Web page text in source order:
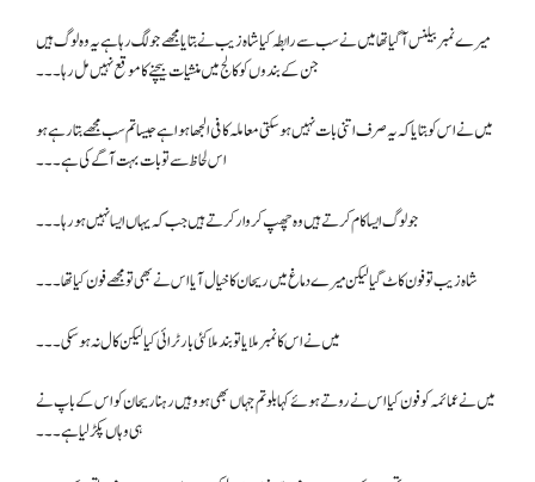
میرے نمبر بیلنس آگیا تھا میں نے سب سے رابطہ کیا شاہ زیب نے بتایا مجھے جو لگ رہا ہے یہ وہ لوگ ہیں
جن کے بندوں کو کالج میں منشیات بیچنے کا موقع نہیں مل رہا۔۔۔
میں نے اس کو بتایا کہ یہ صرف اتنی بات نہیں ہو سکتی معاملہ کافی الجھا ہوا ہے جیسا تم سب مجھے بتا رہے ہو
اس لحاظ سے تو بات بہت آگے کی ہے ۔۔۔
جو لوگ ایسا کام کرتے ہیں وہ چھپ کر وار کرتے ہیں جب کہ یہاں ایسا نہیں ہو رہا۔۔۔
شاہ زیب تو فون کاٹ گیا لیکن میرے دماغ میں ریحان کا خیال آیا اس نے بھی تو مجھے فون کیا تھا۔۔۔
میں نے اس کا نمبر ملایا تو بند ملا کئی بار ٹرائی کیا لیکن کال نہ ہو سکی۔۔۔
میں نے عمائمہ کو فون کیا اس نے روتے ہوئے کہا بلو تم جہاں بھی ہو وہیں رہنا ریحان کو اس کے باپ نے
ہی وہاں پکڑ لیا ہے۔۔۔